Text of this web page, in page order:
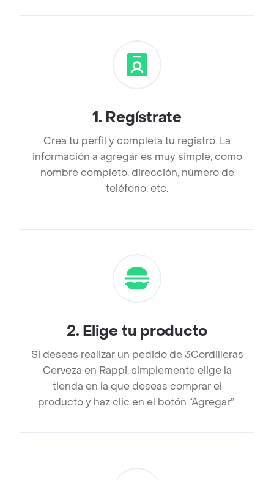
1. Regístrate
Crea tu perfil y completa tu registro. La
información a agregar es muy simple, como
nombre completo, dirección, número de
teléfono, etc.
2. Elige tu producto
Si deseas realizar un pedido de 3Cordilleras
Cerveza en Rappi, simplemente elige la
tienda en la que deseas comprar el
producto y haz clic en el botón “Agregar”.